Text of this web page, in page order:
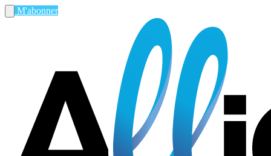
M'abonner